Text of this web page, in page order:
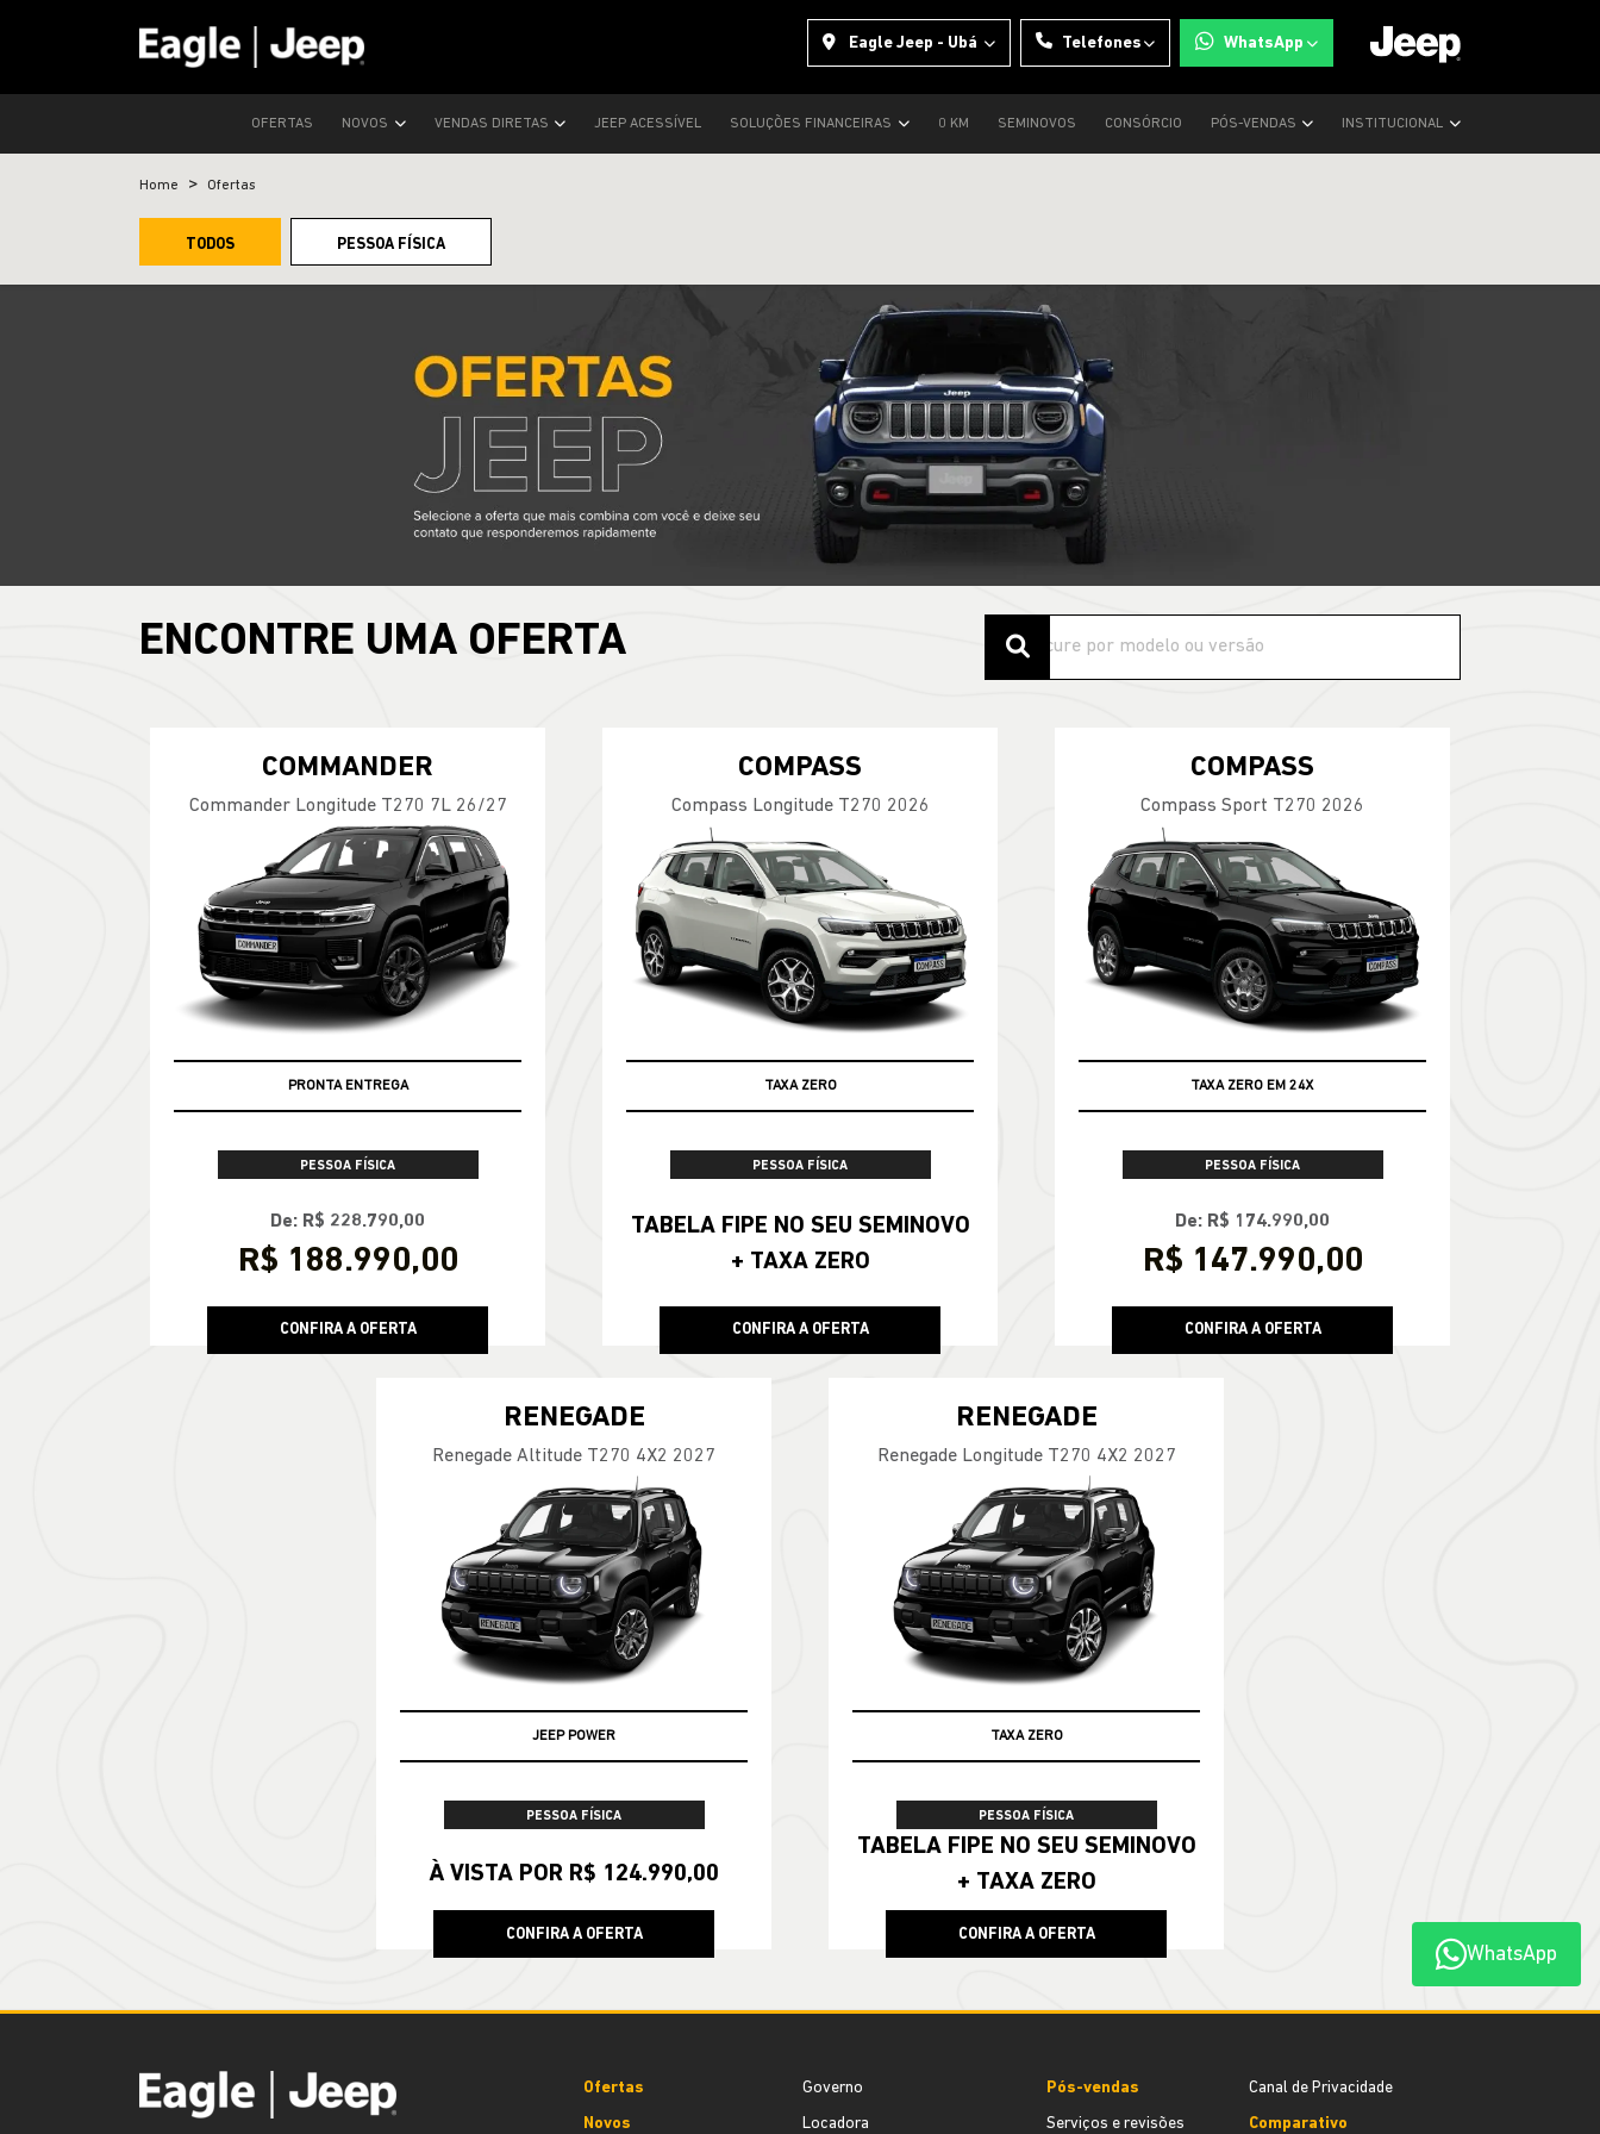
Eagle Jeep - Ubá Telefones WhatsApp
OFERTAS NOVOS VENDAS DIRETAS JEEP ACESSÍVEL SOLUÇÕES FINANCEIRAS 0 KM SEMINOVOS CONSÓRCIO PÓS-VENDAS INSTITUCIONAL
Home Ofertas
TODOS PESSOA FÍSICA
ENCONTRE UMA OFERTA
COMMANDER
Commander Longitude T270 7L 26/27
PRONTA ENTREGA
PESSOA FÍSICA
De: R$ 228.790,00
R$ 188.990,00
CONFIRA A OFERTA
COMPASS
Compass Longitude T270 2026
TAXA ZERO
PESSOA FÍSICA
TABELA FIPE NO SEU SEMINOVO
+ TAXA ZERO
CONFIRA A OFERTA
COMPASS
Compass Sport T270 2026
TAXA ZERO EM 24X
PESSOA FÍSICA
De: R$ 174.990,00
R$ 147.990,00
CONFIRA A OFERTA
RENEGADE
Renegade Altitude T270 4X2 2027
JEEP POWER
PESSOA FÍSICA
À VISTA POR R$ 124.990,00
CONFIRA A OFERTA
RENEGADE
Renegade Longitude T270 4X2 2027
TAXA ZERO
PESSOA FÍSICA
TABELA FIPE NO SEU SEMINOVO
+ TAXA ZERO
CONFIRA A OFERTA
WhatsApp
Ofertas
Novos
Governo
Locadora
Pós-vendas
Serviços e revisões
Canal de Privacidade
Comparativo